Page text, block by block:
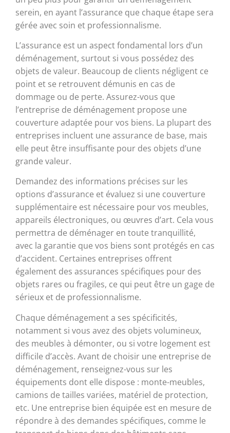
serein, en ayant l’assurance que chaque étape sera
gérée avec soin et professionnalisme.
L’assurance est un aspect fondamental lors d’un
déménagement, surtout si vous possédez des
objets de valeur. Beaucoup de clients négligent ce
point et se retrouvent démunis en cas de
dommage ou de perte. Assurez-vous que
l’entreprise de déménagement propose une
couverture adaptée pour vos biens. La plupart des
entreprises incluent une assurance de base, mais
elle peut être insuffisante pour des objets d’une
grande valeur.
Demandez des informations précises sur les
options d’assurance et évaluez si une couverture
supplémentaire est nécessaire pour vos meubles,
appareils électroniques, ou œuvres d’art. Cela vous
permettra de déménager en toute tranquillité,
avec la garantie que vos biens sont protégés en cas
d’accident. Certaines entreprises offrent
également des assurances spécifiques pour des
objets rares ou fragiles, ce qui peut être un gage de
sérieux et de professionnalisme.
Chaque déménagement a ses spécificités,
notamment si vous avez des objets volumineux,
des meubles à démonter, ou si votre logement est
difficile d’accès. Avant de choisir une entreprise de
déménagement, renseignez-vous sur les
équipements dont elle dispose : monte-meubles,
camions de tailles variées, matériel de protection,
etc. Une entreprise bien équipée est en mesure de
répondre à des demandes spécifiques, comme le